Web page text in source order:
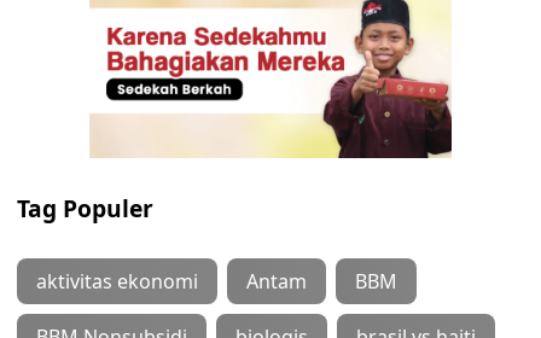
Tag Populer
aktivitas ekonomi Antam BBM